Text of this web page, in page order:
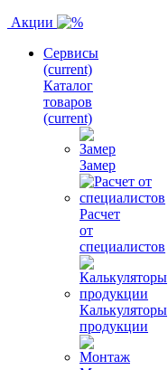
Акции
Сервисы
(current)
Каталог
товаров
(current)
Замер
Расчет
от
специалистов
Калькуляторы
продукции